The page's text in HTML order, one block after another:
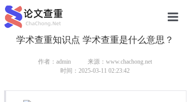
网站首页
学术查重知识点 学术查重是什么意思？
作者：admin
来源：www.chachong.net
时间：2025-03-11 02:23:42